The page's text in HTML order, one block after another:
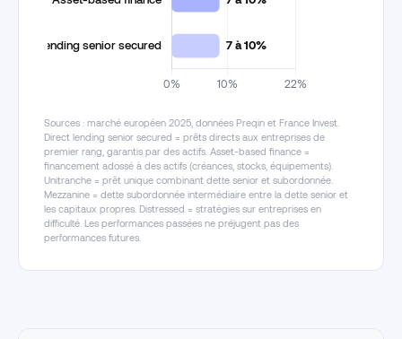
Sources : marché européen 2025, données Preqin et France Invest.
Direct lending senior secured = prêts directs aux entreprises de
premier rang, garantis par des actifs. Asset-based finance =
financement adossé à des actifs (créances, stocks, équipements).
Unitranche = prêt unique combinant dette senior et subordonnée.
Mezzanine = dette subordonnée intermédiaire entre la dette senior et
les capitaux propres. Distressed = stratégies sur entreprises en
difficulté. Les performances passées ne préjugent pas des
performances futures.